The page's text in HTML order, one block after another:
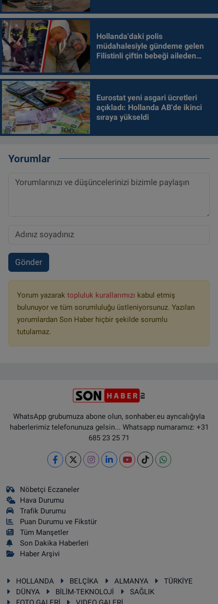
Hollanda'daki polis
müdahalesiyle gündeme gelen
Filistinli çiftin bebeği aileden
Eurostat yeni asgari ücretleri
açıkladı: Hollanda AB'de ikinci
sıraya yükseldi
Yorumlar
Gönder
Yorum yazarak topluluk kurallarımızı kabul etmiş
bulunuyor ve tüm sorumluluğu üstleniyorsunuz. Yazılan
yorumlardan Son Haber hiçbir şekilde sorumlu
tutulamaz.
WhatsApp grubumuza abone olun, sonhaber.eu ayrıcalığıyla
haberlerimiz telefonunuza gelsin... Whatsapp numaramız: +31
685 23 25 71
Nöbetçi Eczaneler
Hava Durumu
Trafik Durumu
Puan Durumu ve Fikstür
Tüm Manşetler
Son Dakika Haberleri
Haber Arşivi
HOLLANDA BELÇİKA ALMANYA
TÜRKİYE
DÜNYA
BİLİM-TEKNOLOJİ
SAĞLIK